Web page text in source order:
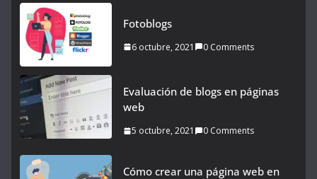
Fotoblogs
6 octubre, 2021 0 Comments
Evaluación de blogs en páginas
web
5 octubre, 2021 0 Comments
Cómo crear una página web en